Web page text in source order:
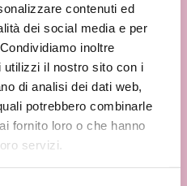
contenuti ed
dei social media e per
inoltre
utilizzi il nostro sito con i
di analisi dei dati web,
potrebbero combinarle
fornito loro o che hanno
servizi.